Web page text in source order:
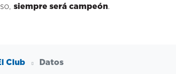
siempre será campeón.
Club Datos